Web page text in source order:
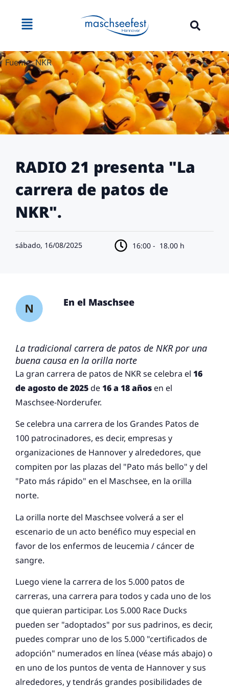
Fuente: NKR
RADIO 21 presenta "La
carrera de patos de
NKR".
sábado, 16/08/2025 16:00 - 18.00 h
En el Maschsee
La tradicional carrera de patos de NKR por una
buena causa en la orilla norte
La gran carrera de patos de NKR se celebra el 16
de agosto de 2025de16 a 18 años en el
Maschsee-Norderufer.
Se celebra una carrera de los Grandes Patos de
100 patrocinadores, es decir, empresas y
organizaciones de Hannover y alrededores, que
compiten por las plazas del "Pato más bello" y del
"Pato más rápido" en el Maschsee, en la orilla
norte.
La orilla norte del Maschsee volverá a ser el
escenario de un acto benéfico muy especial en
favor de los enfermos de leucemia / cáncer de
sangre.
Luego viene la carrera de los 5.000 patos de
carreras, una carrera para todos y cada uno de los
que quieran participar. Los 5.000 Race Ducks
pueden ser "adoptados" por sus padrinos, es decir,
puedes comprar uno de los 5.000 "certificados de
adopción" numerados en línea (véase más abajo) o
en uno de los puntos de venta de Hannover y sus
alrededores, y tendrás grandes posibilidades de